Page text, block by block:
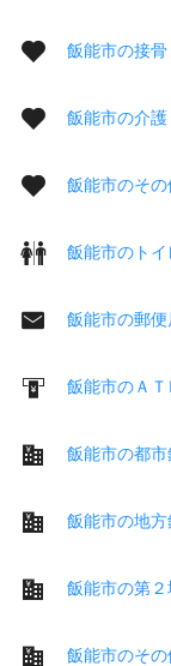
飯能市の接骨
飯能市の介
飯能市のそ
飯能市のトイ
飯能市の郵便
飯能市のＡＴ
飯能市の都市
飯能市の地方
飯能市の第
飯能市のそ